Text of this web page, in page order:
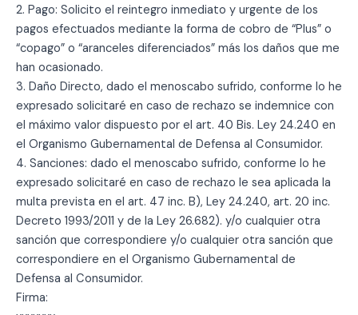
2. Pago: Solicito el reintegro inmediato y urgente de los
pagos efectuados mediante la forma de cobro de “Plus” o
“copago” o “aranceles diferenciados” más los daños que me
han ocasionado.
3. Daño Directo, dado el menoscabo sufrido, conforme lo he
expresado solicitaré en caso de rechazo se indemnice con
el máximo valor dispuesto por el art. 40 Bis. Ley 24.240 en
el Organismo Gubernamental de Defensa al Consumidor.
4. Sanciones: dado el menoscabo sufrido, conforme lo he
expresado solicitaré en caso de rechazo le sea aplicada la
multa prevista en el art. 47 inc. B), Ley 24.240, art. 20 inc.
Decreto 1993/2011 y de la Ley 26.682). y/o cualquier otra
sanción que correspondiere y/o cualquier otra sanción que
correspondiere en el Organismo Gubernamental de
Defensa al Consumidor.
Firma: